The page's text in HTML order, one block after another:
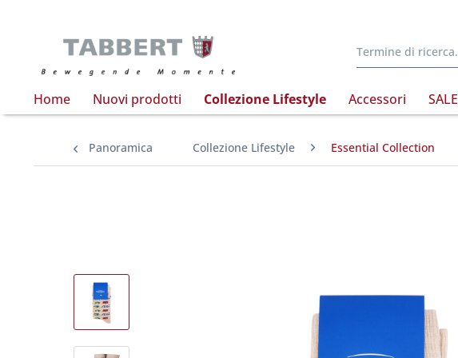
Home Nuovi prodotti Collezione Lifestyle Accessori SALE
Panoramica Collezione Lifestyle Essential Collection